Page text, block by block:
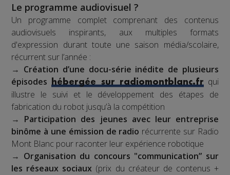
Le programme audiovisuel ?
Un programme complet comprenant des contenus
audiovisuels inspirants, aux multiples formats
d'expression durant toute une saison média/scolaire,
récurrent sur l’année :
→ Création d’une docu-série inédite de plusieurs
épisodes
hébergée sur radiomontblanc.frqui
illustre le suivi et le développement des étapes de
fabrication du robot jusqu’à la compétition
→ Participation des jeunes avec leur entreprise
binôme à une émission de radio récurrente sur Radio
Mont Blanc pour raconter leur expérience robotique
→ Organisation du concours "communication” sur
les réseaux sociaux (prix du créateur de contenus +